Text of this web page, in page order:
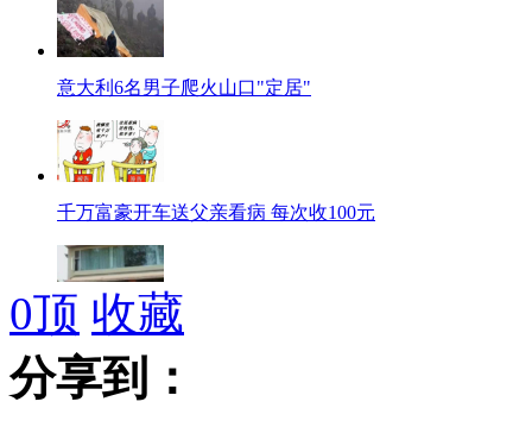
意大利6名男子爬火山口"定居"
千万富豪开车送父亲看病 每次收100元
男子未开车灯停车碾死1岁儿子
0顶 收藏
分享到：